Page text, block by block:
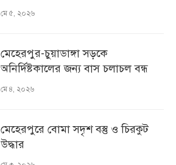
মে ৫, ২০২৬
মেহেরপুর-চুয়াডাঙ্গা সড়কে
অনির্দিষ্টকালের জন্য বাস চলাচল বন্ধ
মে ৪, ২০২৬
মেহেরপুরে বোমা সদৃশ বস্তু ও চিরকুট
উদ্ধার